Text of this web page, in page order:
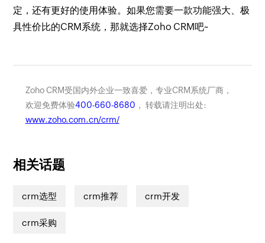
定，还有更好的使用体验。如果您需要一款功能强大、极
具性价比的CRM系统，那就选择Zoho CRM吧~
Zoho CRM受国内外企业一致喜爱，专业CRM系统厂商，
欢迎免费体验400-660-8680 ， 转载请注明出处:
www.zoho.com.cn/crm/
相关话题
crm选型 crm推荐 crm开发
crm采购